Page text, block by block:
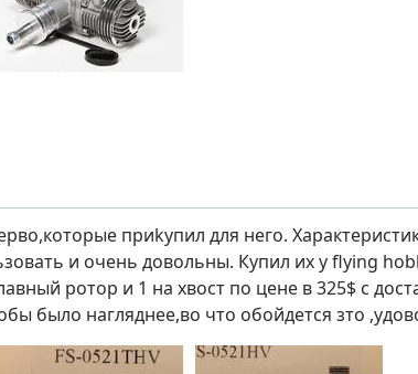
приkупил для него.
и очень довольны. Купил их у flying
ротор и 1 на хвост по цене в 325$ с
было нагляднее,во что обойдется зто